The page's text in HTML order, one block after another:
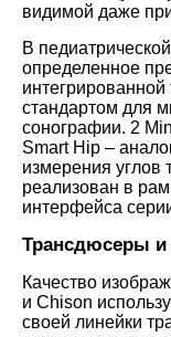
видимой даже
В
определенное
стандартом для
сонографии. 2
Smart Hip –
измерения углов
реализован в
интерфейса
Трансдюсеры и
Качество
и Chison
своей линейки